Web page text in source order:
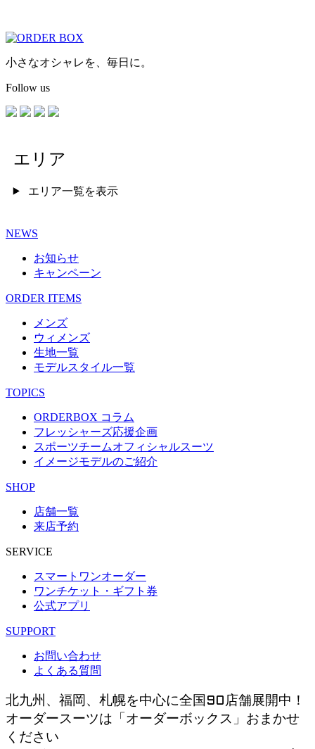
小さなオシャレを、毎日に。
Follow us
エリア
エリア一覧を表示
NEWS
お知らせ
キャンペーン
ORDER ITEMS
メンズ
ウィメンズ
生地一覧
モデルスタイル一覧
TOPICS
ORDERBOX コラム
フレッシャーズ応援企画
スポーツチームオフィシャルスーツ
イメージモデルのご紹介
SHOP
店舗一覧
来店予約
SERVICE
スマートワンオーダー
ワンチケット・ギフト券
公式アプリ
SUPPORT
お問い合わせ
よくある質問
北九州、福岡、札幌を中心に全国90店舗展開中！
オーダースーツは「オーダーボックス」おまかせ
ください